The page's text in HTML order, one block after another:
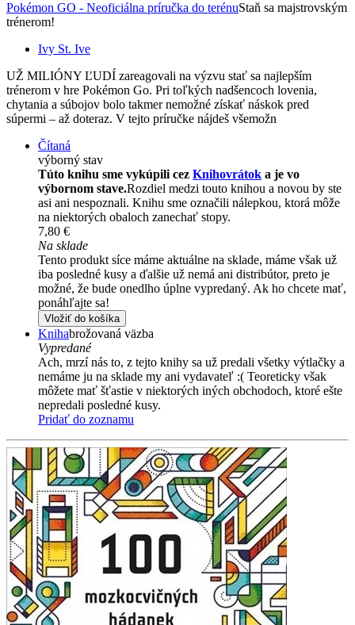
Pokémon GO - Neoficiálna príručka do terénuStaň sa majstrovským
trénerom!
Ivy St. Ive
UŽ MILIÓNY ĽUDÍ zareagovali na výzvu stať sa najlepším
trénerom v hre Pokémon Go. Pri toľkých nadšencoch lovenia,
chytania a súbojov bolo takmer nemožné získať náskok pred
súpermi – až doteraz. V tejto príručke nájdeš všemožn
Čítaná
výborný stav
Túto knihu sme vykúpili cez Knihovrátok a je vo
výbornom stave.Rozdiel medzi touto knihou a novou by ste
asi ani nespoznali. Knihu sme označili nálepkou, ktorá môže
na niektorých obaloch zanechať stopy.
7,80 €
Na sklade
Tento produkt síce máme aktuálne na sklade, máme však už
iba posledné kusy a ďalšie už nemá ani distribútor, preto je
možné, že bude onedlho úplne vypredaný. Ak ho chcete mať,
ponáhľajte sa!
Vložiť do košíka
Knihabrožovaná väzba
Vypredané
Ach, mrzí nás to, z tejto knihy sa už predali všetky výtlačky a
nemáme ju na sklade my ani vydavateľ :( Teoreticky však
môžete mať šťastie v niektorých iných obchodoch, ktoré ešte
nepredali posledné kusy.
Pridať do zoznamu